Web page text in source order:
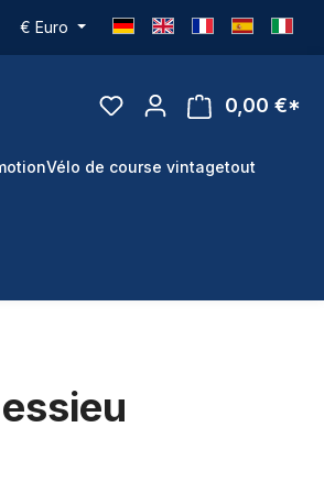
€ Euro
0,00 €*
Vélo de course vintagetout